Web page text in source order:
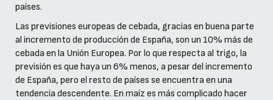
países.
Las previsiones europeas de cebada, gracias en buena parte
al incremento de producción de España, son un 10% más de
cebada en la Unión Europea. Por lo que respecta al trigo, la
previsión es que haya un 6% menos, a pesar del incremento
de España, pero el resto de países se encuentra en una
tendencia descendente. En maíz es más complicado hacer